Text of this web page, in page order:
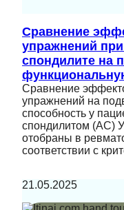
Сравнение
упражнений
спондилите на
Сравнение
упражнений на
способность у
спондилитом (АС)
отобраны в
соответствии с
21.05.2025